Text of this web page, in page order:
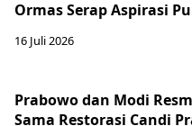
Ormas Serap Aspirasi
16 Juli 2026
Prabowo dan Modi
Sama Restorasi Candi